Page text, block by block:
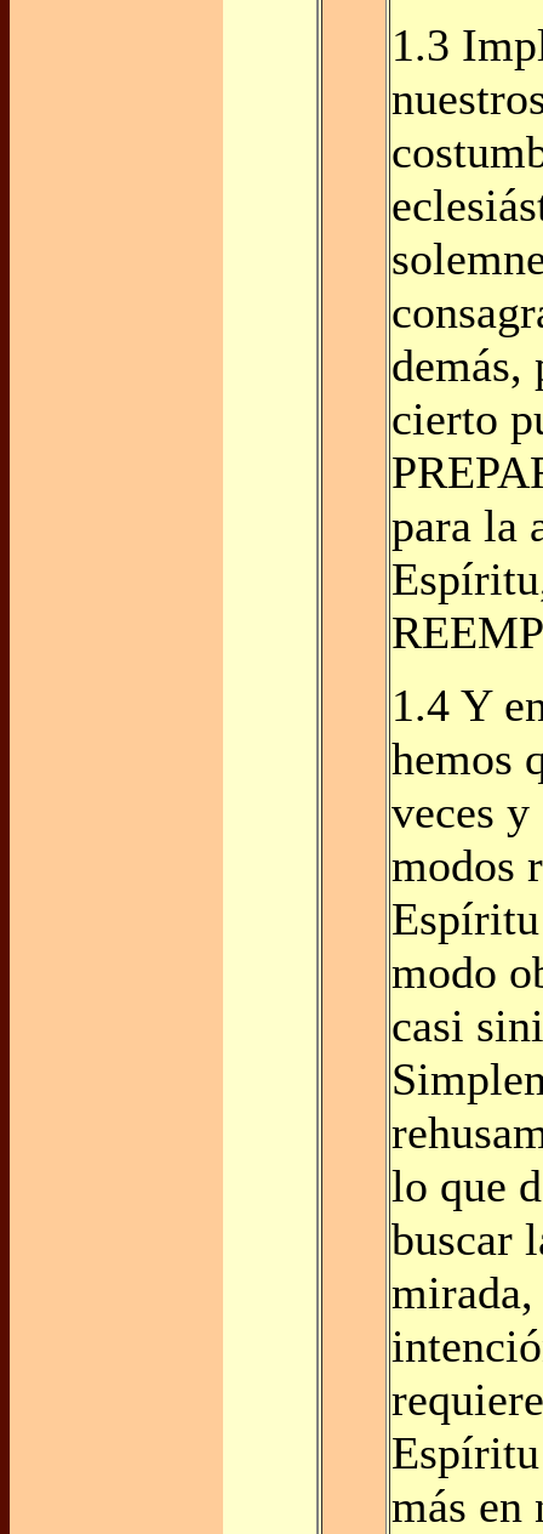
1.3
demás,
cierto
para la
1.4 Y
hemos
veces
modos
modo
casi
lo que
buscar
más en